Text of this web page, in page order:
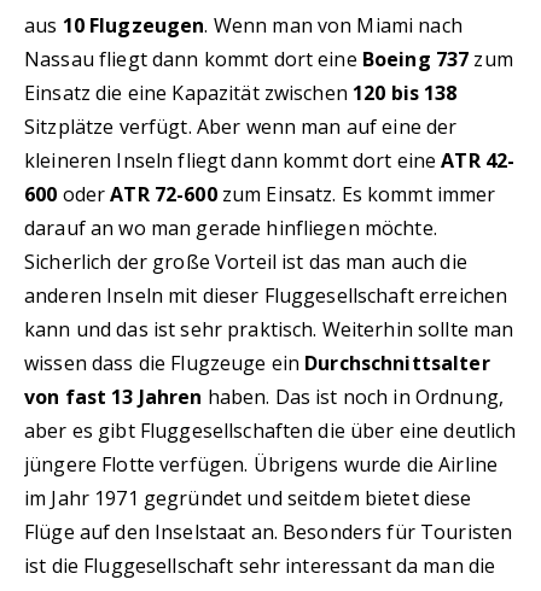
aus 10 Flugzeugen. Wenn man von Miami nach
Nassau fliegt dann kommt dort eine Boeing 737 zum
Einsatz die eine Kapazität zwischen 120 bis 138
Sitzplätze verfügt. Aber wenn man auf eine der
kleineren Inseln fliegt dann kommt dort eineATR 42-
600 oderATR 72-600zum Einsatz. Es kommt immer
darauf an wo man gerade hinfliegen möchte.
Sicherlich der große Vorteil ist das man auch die
anderen Inseln mit dieser Fluggesellschaft erreichen
kann und das ist sehr praktisch. Weiterhin sollte man
wissen dass die Flugzeuge ein Durchschnittsalter
von fast 13 Jahren haben. Das ist noch in Ordnung,
aber es gibt Fluggesellschaften die über eine deutlich
jüngere Flotte verfügen. Übrigens wurde die Airline
im Jahr 1971 gegründet und seitdem bietet diese
Flüge auf den Inselstaat an. Besonders für Touristen
ist die Fluggesellschaft sehr interessant da man die